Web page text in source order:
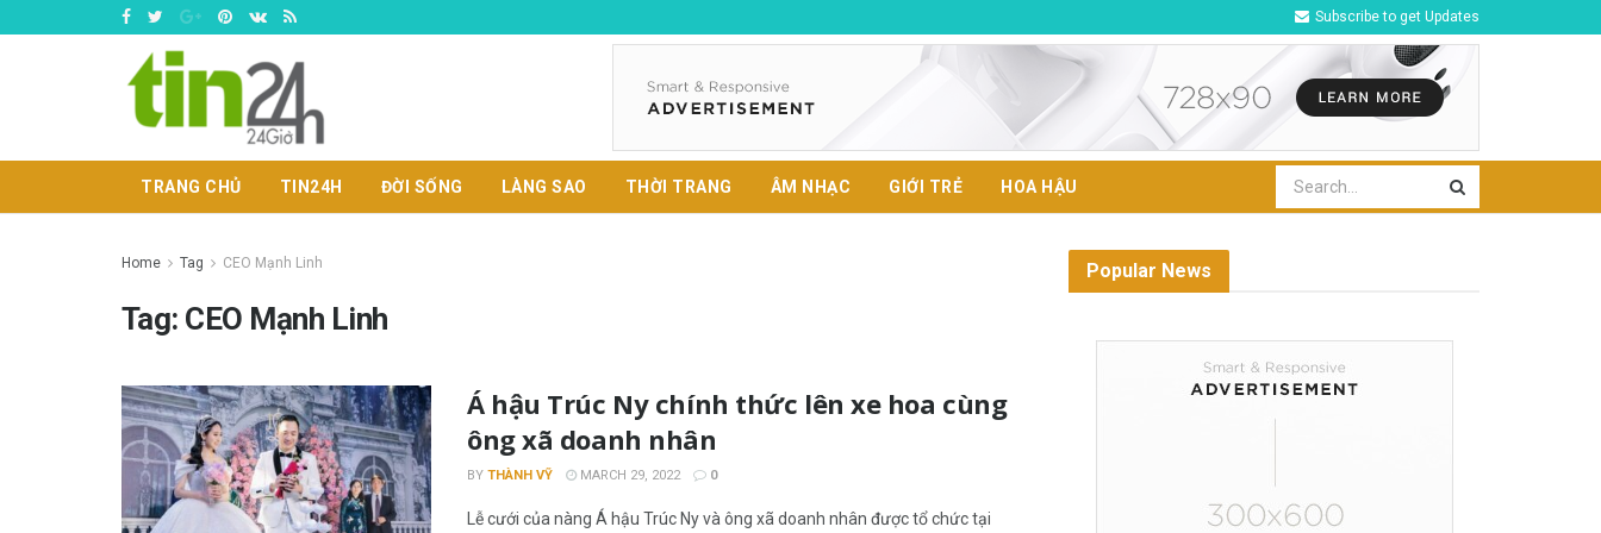
Subscribe to get Updates
TRANG CHỦ TIN24H ĐỜI SỐNG LÀNG SAO THỜI TRANG ÂM NHẠC GIỚI TRẺ HOA HẬU
Home Tag CEO Mạnh Linh
Tag: CEO Mạnh Linh
Á hậu Trúc Ny chính thức lên xe hoa cùng
ông xã doanh nhân
BY THÀNH VỸ MARCH 29, 2022 0
Lễ cưới của nàng Á hậu Trúc Ny và ông xã doanh nhân được tổ chức tại
Popular News